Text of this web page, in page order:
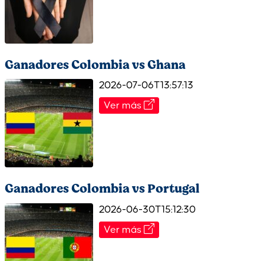
Ganadores Colombia vs Ghana
2026-07-06T13:57:13
Ver más
Ganadores Colombia vs Portugal
2026-06-30T15:12:30
Ver más